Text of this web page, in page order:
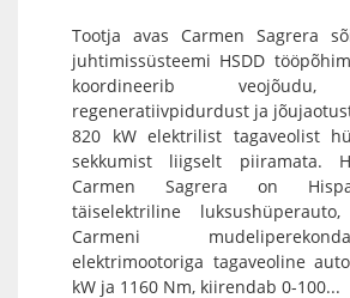
Tootja avas Carmen Sagrera
juhtimissüsteemi HSDD
koordineerib veojõudu,
regeneratiivpidurdust ja
820 kW elektrilist tagaveolist
sekkumist liigselt piiramata.
Carmen Sagrera on
täiselektriline
Carmeni
elektrimootoriga tagaveoline
kW ja 1160 Nm, kiirendab 0-100...